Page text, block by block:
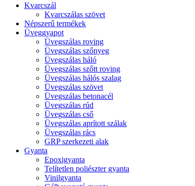
Kvarcszál
Kvarcszálas szövet
Népszerű termékek
Üveggyapot
Üvegszálas roving
Üvegszálas szőnyeg
Üvegszálas háló
Üvegszálas szőtt roving
Üvegszálas hálós szalag
Üvegszálas szövet
Üvegszálas betonacél
Üvegszálas rúd
Üvegszálas cső
Üvegszálas aprított szálak
Üvegszálas rács
GRP szerkezeti alak
Gyanta
Epoxigyanta
Telítetlen poliészter gyanta
Vinilgyanta